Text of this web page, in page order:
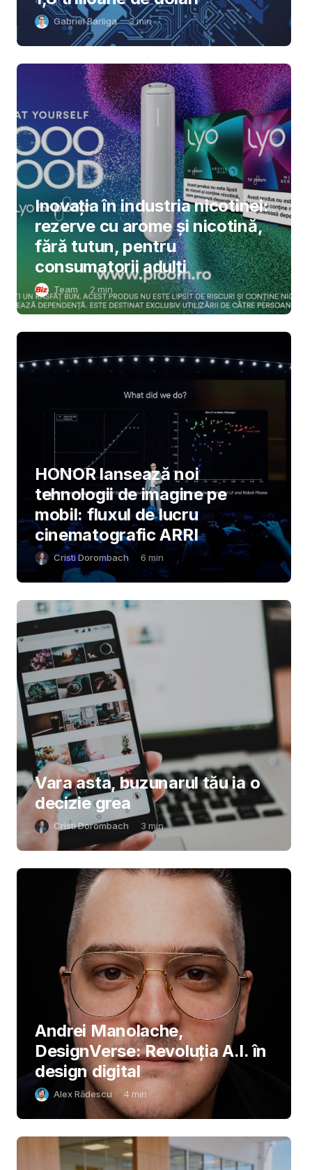
Gabriel Barliga 3min
Inovația în industria nicotinei:
rezerve cu arome și nicotină,
fără tutun, pentru
consumatorii adulți
Team 2 min
HONOR lansează noi
tehnologii de imagine pe
mobil: fluxul de lucru
cinematografic ARRI
Cristi Dorombach 6 min
Vara asta, buzunarul tău ia o
decizie grea
Cristi Dorombach 3 min
Andrei Manolache,
DesignVerse: Revoluția A.I. în
design digital
Alex Rădescu 4 min